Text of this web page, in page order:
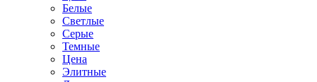
Белые
Светлые
Серые
Темные
Цена
Элитные